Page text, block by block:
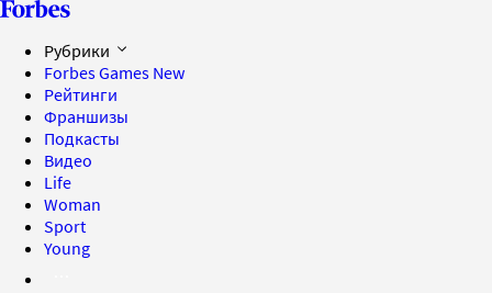
Рубрики
Forbes Games New
Рейтинги
Франшизы
Подкасты
Видео
Life
Woman
Sport
Young